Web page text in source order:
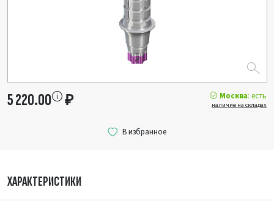
ХАРАКТЕРИСТИКИ
5 220.00 ₽ Москва: есть
наличие на складах